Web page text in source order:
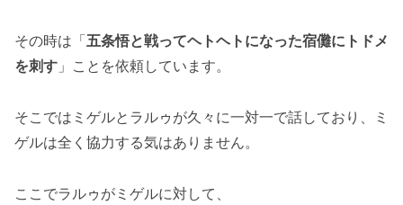
その時は「五条悟と戦ってヘトヘトになった宿儺にトドメ
を刺す 」ことを依頼しています。
そこではミゲルとラルゥが久々に一対一で話しており、ミ
ゲルは全く協力する気はありません。
ここでラルゥがミゲルに対して、